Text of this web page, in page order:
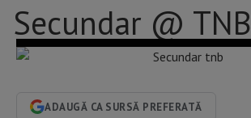
Secundar @ TNB
ADAUGĂ CA SURSĂ PREFERATĂ